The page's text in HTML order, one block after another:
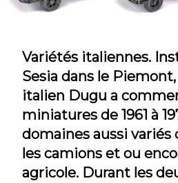
Variétés italiennes.
Sesia dans le
italien Dugu a
miniatures de 1961 à
domaines aussi variés
les camions et ou
agricole. Durant les